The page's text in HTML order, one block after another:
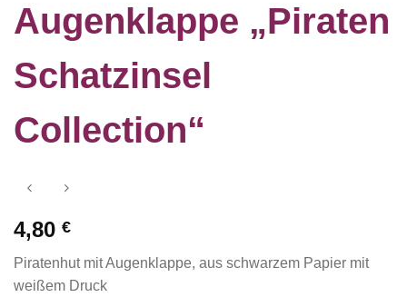
Augenklappe „Piraten
Schatzinsel
Collection“
4,80 €
Piratenhut mit Augenklappe, aus schwarzem Papier mit
weißem Druck